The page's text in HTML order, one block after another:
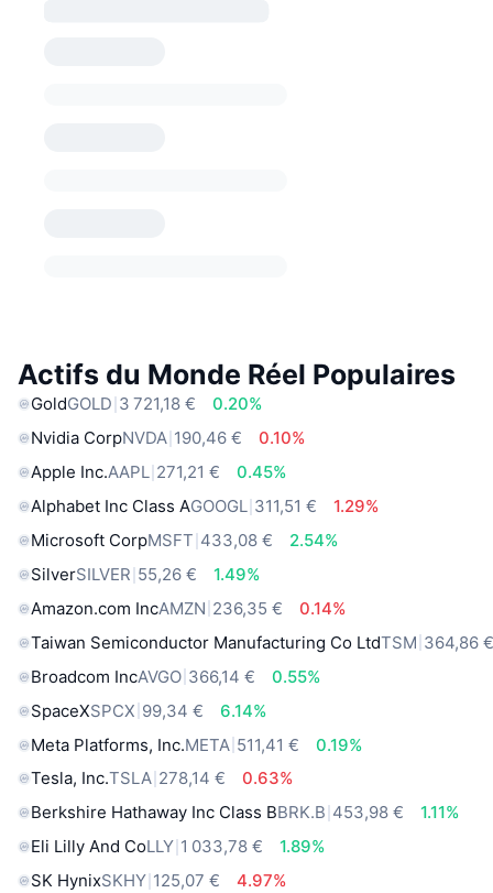
Actifs du Monde Réel Populaires
GoldGOLD 3 721,18 €
0.20%
Nvidia CorpNVDA 190,46 €
0.10%
Apple Inc.AAPL 271,21 €
0.45%
Alphabet Inc Class AGOOGL 311,51 €
1.29%
Microsoft CorpMSFT 433,08 €
2.54%
SilverSILVER 55,26 €
1.49%
Amazon.com IncAMZN 236,35 €
0.14%
Taiwan Semiconductor Manufacturing Co LtdTSM 364,86
Broadcom IncAVGO 366,14 €
0.55%
SpaceXSPCX 99,34 €
6.14%
Meta Platforms, Inc.META 511,41 €
0.19%
Tesla, Inc.TSLA 278,14 €
0.63%
Berkshire Hathaway Inc Class BBRK.B 453,98 €
1.11%
Eli Lilly And CoLLY 1 033,78 €
1.89%
SK HynixSKHY 125,07 €
4.97%